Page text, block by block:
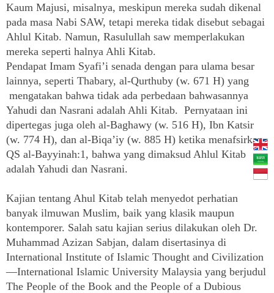
Kaum Majusi, misalnya, meskipun mereka sudah dikenal
pada masa Nabi SAW, tetapi mereka tidak disebut sebagai
Ahlul Kitab. Namun, Rasulullah saw memperlakukan
mereka seperti halnya Ahli Kitab.
Pendapat Imam Syafi’i senada dengan para ulama besar
lainnya, seperti Thabary, al-Qurthuby (w. 671 H) yang
mengatakan bahwa tidak ada perbedaan bahwasannya
Yahudi dan Nasrani adalah Ahli Kitab. Pernyataan ini
dipertegas juga oleh al-Baghawy (w. 516 H), Ibn Katsir
(w. 774 H), dan al-Biqa’iy (w. 885 H) ketika menafsirkan
QS al-Bayyinah:1, bahwa yang dimaksud Ahlul Kitab
adalah Yahudi dan Nasrani.
Kajian tentang Ahul Kitab telah menyedot perhatian
banyak ilmuwan Muslim, baik yang klasik maupun
kontemporer. Salah satu kajian serius dilakukan oleh Dr.
Muhammad Azizan Sabjan, dalam disertasinya di
International Institute of Islamic Thought and Civilization
—International Islamic University Malaysia yang berjudul
The People of the Book and the People of a Dubious